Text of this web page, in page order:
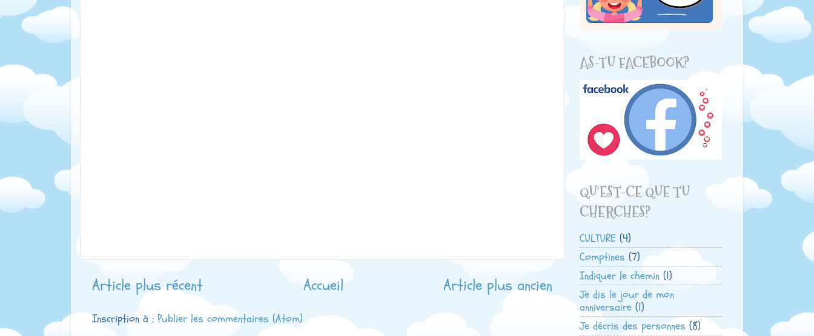
Article plus récent Article plus ancien
Accueil
Inscription à : Publier les commentaires (Atom)
AS-TU FACEBOOK?
QU'EST-CE QUE TU
CHERCHES?
CULTURE (4)
Comptines (7)
Indiquer le chemin (1)
Je dis le jour de mon
anniversaire (1)
Je décris des personnes (8)